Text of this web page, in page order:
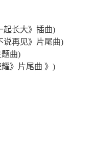
起长大》插曲)
说再见》片尾曲)
题曲)
》片尾曲 》)